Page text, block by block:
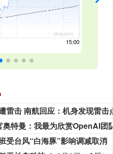
受台风“白海豚”影响调减取消